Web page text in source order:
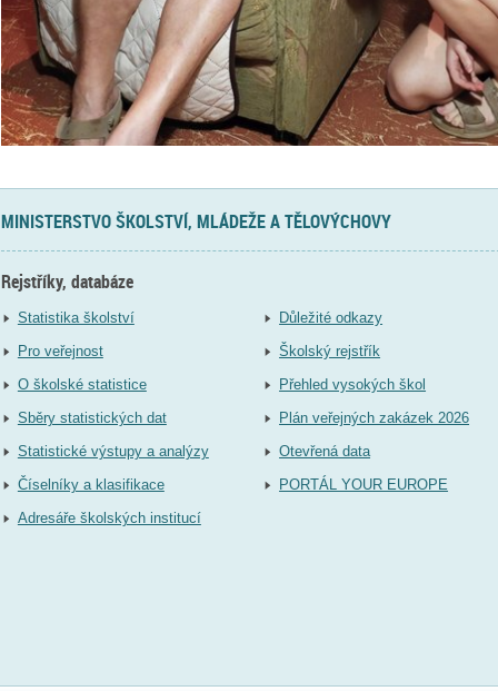
MINISTERSTVO ŠKOLSTVÍ, MLÁDEŽE A TĚLOVÝCHOVY
Rejstříky, databáze
Statistika školství
Pro veřejnost
O školské statistice
Sběry statistických dat
Statistické výstupy a analýzy
Číselníky a klasifikace
Adresáře školských institucí
Důležité odkazy
Školský rejstřík
Přehled vysokých škol
Plán veřejných zakázek 2026
Otevřená data
PORTÁL YOUR EUROPE